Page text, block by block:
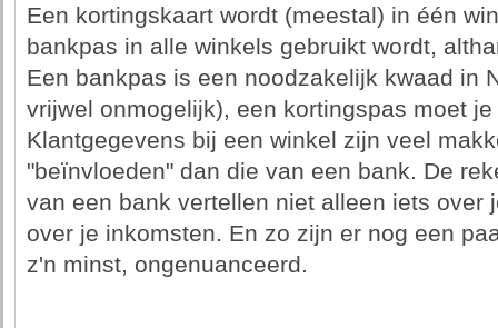
Een kortingskaart wordt (meestal) in één
bankpas in alle winkels gebruikt wordt,
Een bankpas is een noodzakelijk kwaad in
vrijwel onmogelijk), een kortingspas moet
Klantgegevens bij een winkel zijn veel
"beïnvloeden" dan die van een bank. De
van een bank vertellen niet alleen iets over
over je inkomsten. En zo zijn er nog een
z'n minst, ongenuanceerd.